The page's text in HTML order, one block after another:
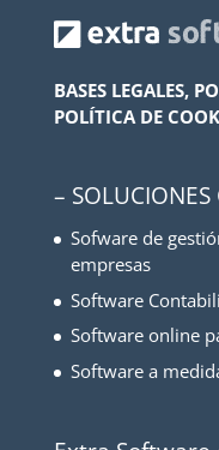
BASES LEGALES,
POLÍTICA DE
– SOLUCIONES
Sofware de
empresas
Software
Software online
Software a